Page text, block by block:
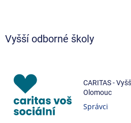
Vyšší odborné školy
CARITAS -
Olomouc
Správci